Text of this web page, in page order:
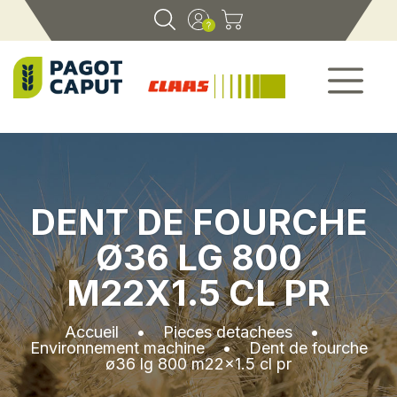
DENT DE FOURCHE
Ø36 LG 800
M22X1.5 CL PR
Accueil•Pieces detachees•
Environnement machine•Dent de fourche
ø36 lg 800 m22x1.5 cl pr